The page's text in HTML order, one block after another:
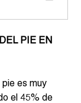
PIE EN
pie es muy
el 45% de